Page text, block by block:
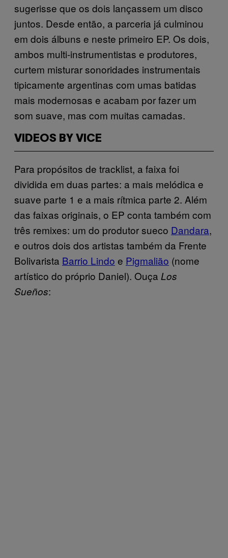
sugerisse que os dois lançassem um disco
juntos. Desde então, a parceria já culminou
em dois álbuns e neste primeiro EP. Os dois,
ambos multi-instrumentistas e produtores,
curtem misturar sonoridades instrumentais
tipicamente argentinas com umas batidas
mais modernosas e acabam por fazer um
som suave, mas com muitas camadas.
VIDEOS BY VICE
Para propósitos de tracklist, a faixa foi
dividida em duas partes: a mais melódica e
suave parte 1 e a mais rítmica parte 2. Além
das faixas originais, o EP conta também com
três remixes: um do produtor sueco Dandara,
e outros dois dos artistas também da Frente
Bolivarista Barrio Lindo e Pigmalião (nome
artístico do próprio Daniel). Ouça Los
Sueños: